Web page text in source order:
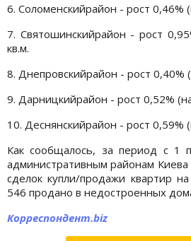
6. Соломенскийрайон - рост 0,46%
7. Святошинскийрайон - рост
кв.м.
8. Днепровскийрайон - рост 0,40%
9. Дарницкийрайон - рост 0,52%
10. Деснянскийрайон - рост 0,59%
Как сообщалось, за период с 1
административным районам Киева
сделок купли/продажи квартир
546 продано в недостроенных
Корреспондент.biz